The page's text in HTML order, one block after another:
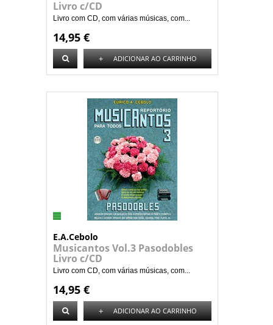
Livro c/CD
Livro com CD, com várias músicas, com...
14,95 €
+ ADICIONAR AO CARRINHO
E.A.Cebolo
Musicantos Vol.3 Pasodobles
Livro c/CD
Livro com CD, com várias músicas, com...
14,95 €
+ ADICIONAR AO CARRINHO